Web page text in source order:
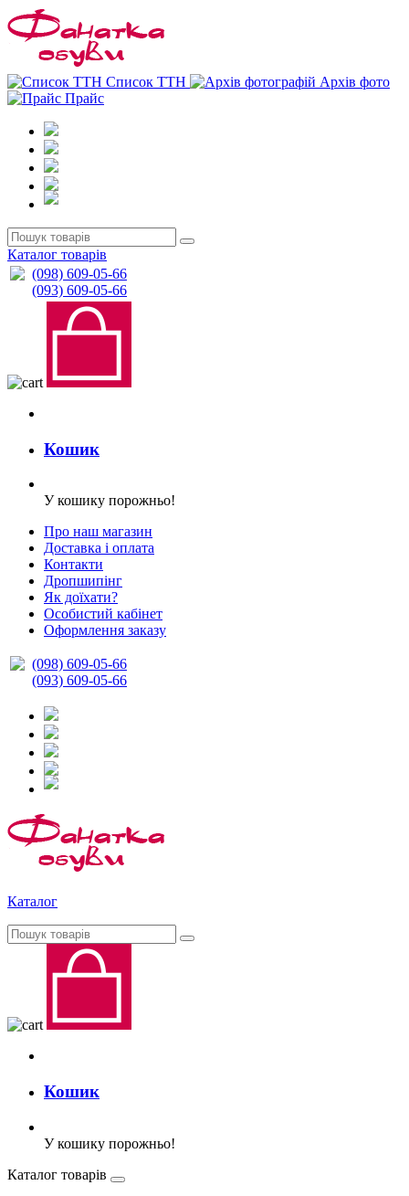
Список ТТН
Архів фото
Прайс
Каталог товарів
(098) 609-05-66
(093) 609-05-66
Кошик
У кошику порожньо!
Про наш магазин
Доставка і оплата
Контакти
Дропшипінг
Як доїхати?
Особистий кабінет
Оформлення заказу
(098) 609-05-66
(093) 609-05-66
Каталог
Кошик
У кошику порожньо!
Каталог товарів